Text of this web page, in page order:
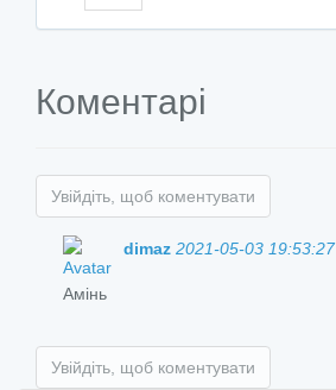
Коментарі
Увійдіть, щоб коментувати
dimaz 2021-05-03 19:53:27
Амінь
Увійдіть, щоб коментувати